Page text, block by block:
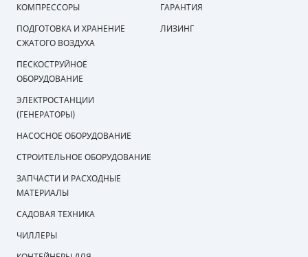
КОМПРЕССОРЫ
ПОДГОТОВКА И ХРАНЕНИЕ
СЖАТОГО ВОЗДУХА
ПЕСКОСТРУЙНОЕ
ОБОРУДОВАНИЕ
ЭЛЕКТРОСТАНЦИИ
(ГЕНЕРАТОРЫ)
НАСОСНОЕ ОБОРУДОВАНИЕ
СТРОИТЕЛЬНОЕ ОБОРУДОВАНИЕ
ЗАПЧАСТИ И РАСХОДНЫЕ
МАТЕРИАЛЫ
САДОВАЯ ТЕХНИКА
ЧИЛЛЕРЫ
ГАРАНТИЯ
ЛИЗИНГ